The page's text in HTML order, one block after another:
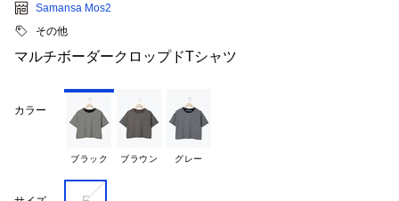
Samansa Mos2
その他
マルチボーダークロップドTシャツ
カラー
ブラック ブラウン グレー